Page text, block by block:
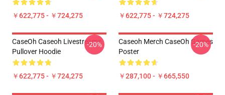
￥622,775 - ￥724,275 ￥622,775 - ￥724,275
CaseOh Caseoh Livestreams
Pullover Hoodie
￥622,775 - ￥724,275
-20%
Caseoh Merch CaseOh Games
Poster
￥287,100 - ￥665,550
-20%